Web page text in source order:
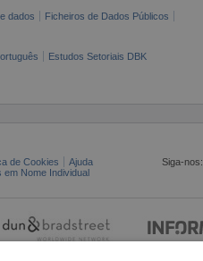
dados
Ficheiros de Dados Públicos
Estudos Setoriais DBK
de Cookies Ajuda
Siga-nos:
em Nome Individual